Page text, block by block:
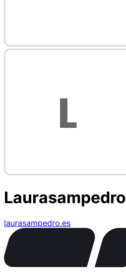
Laurasampedro
laurasampedro.es